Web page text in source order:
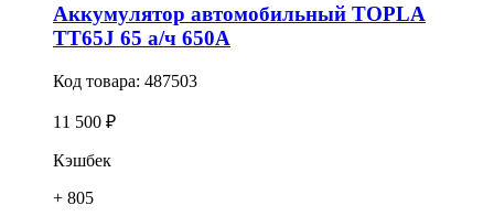
Аккумулятор автомобильный TOPLA
TT65J 65 а/ч 650А
Код товара: 487503
11 500 ₽
Кэшбек
+ 805